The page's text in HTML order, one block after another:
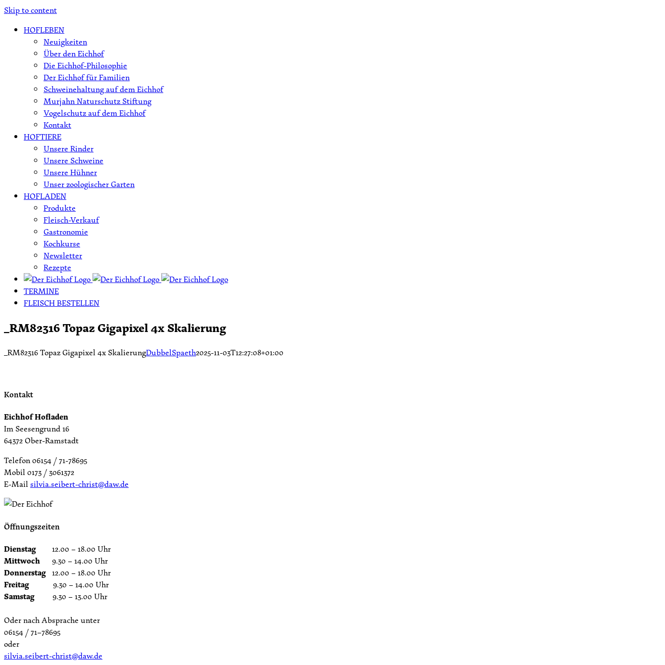
Skip to content
HOFLEBEN
Neuigkeiten
Über den Eichhof
Die Eichhof-Philosophie
Der Eichhof für Familien
Schweinehaltung auf dem Eichhof
Murjahn Naturschutz Stiftung
Vogelschutz auf dem Eichhof
Kontakt
HOFTIERE
Unsere Rinder
Unsere Schweine
Unsere Hühner
Unser zoologischer Garten
HOFLADEN
Produkte
Fleisch-Verkauf
Gastronomie
Kochkurse
Newsletter
Rezepte
TERMINE
FLEISCH BESTELLEN
_RM82316 Topaz Gigapixel 4x Skalierung
_RM82316 Topaz Gigapixel 4x SkalierungDubbelSpaeth2025-11-03T12:27:08+01:00
Kontakt
Eichhof Hofladen
Im Seesengrund 16
64372 Ober-Ramstadt
Telefon 06154 / 71-78695
Mobil 0173 / 3061372
E-Mailsilvia.seibert-christ@daw.de
Öffnungszeiten
Dienstag 12.00 – 18.00 Uhr
Mittwoch 9.30 – 14.00 Uhr
Donnerstag 12.00 – 18.00 Uhr
Freitag 9.30 – 14.00 Uhr
Samstag 9.30 – 13.00 Uhr
Oder nach Absprache unter
06154 / 71–78695
oder
silvia.seibert-christ@daw.de